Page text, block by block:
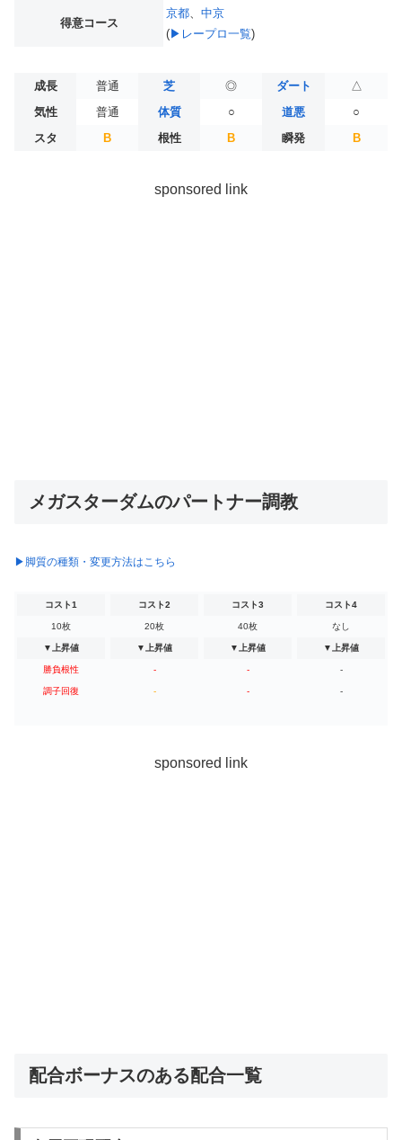
得意コース
京都、 中京
(▶レープロ一覧)
成長 普通 芝 ◎ ダート
△
気性
普通 体質 ○ 道悪
○
スタ
B 根性 B 瞬発 B
sponsored link
メガスターダムのパートナー調教
▶脚質の種類・変更方法はこちら
コスト1
10枚
▼上昇値
勝負根性
調子回復
コスト2
20枚
▼上昇値
-
-
コスト3
40枚
▼上昇値
-
-
コスト4
なし
▼上昇値
-
-
sponsored link
配合ボーナスのある配合一覧